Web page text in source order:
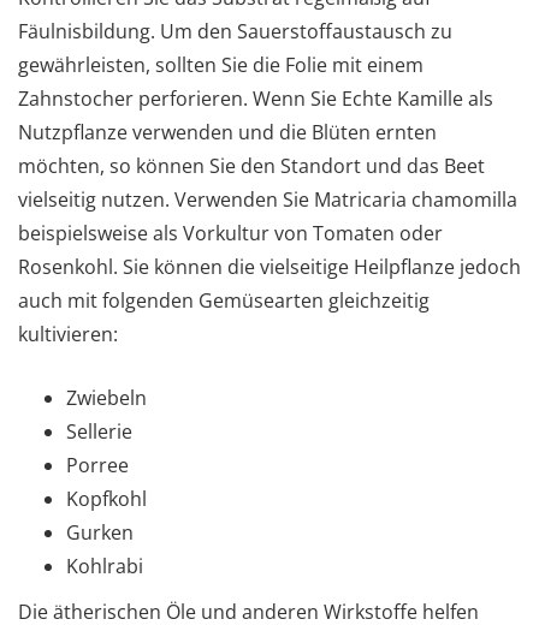
Fäulnisbildung. Um den Sauerstoffaustausch zu
gewährleisten, sollten Sie die Folie mit einem
Zahnstocher perforieren. Wenn Sie Echte Kamille als
Nutzpflanze verwenden und die Blüten ernten
möchten, so können Sie den Standort und das Beet
vielseitig nutzen. Verwenden Sie Matricaria chamomilla
beispielsweise als Vorkultur von Tomaten oder
Rosenkohl. Sie können die vielseitige Heilpflanze jedoch
auch mit folgenden Gemüsearten gleichzeitig
kultivieren:
Zwiebeln
Sellerie
Porree
Kopfkohl
Gurken
Kohlrabi
Die ätherischen Öle und anderen Wirkstoffe helfen